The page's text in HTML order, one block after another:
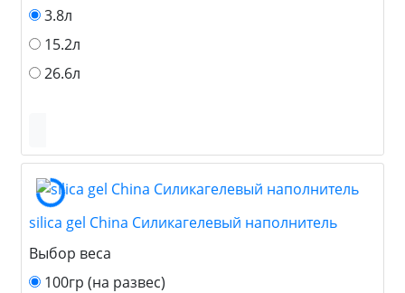
3.8л
15.2л
26.6л
silica gel China Силикагелевый наполнитель
Выбор веса
100гр (на развес)